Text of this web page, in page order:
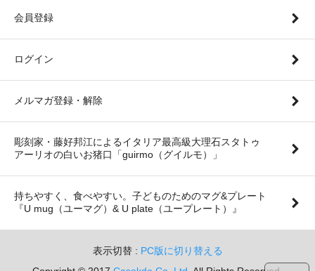
会員登録
ログイン
メルマガ登録・解除
彫刻家・藤好邦江によるイタリア最高級大理石スタトゥ
アーリオの白いお猪口「guirmo（グイルモ）」
持ちやすく、食べやすい。子どものためのマグ&プレート
『U mug（ユーマグ）& U plate（ユープレート）』
表示切替 : PC版に切り替える